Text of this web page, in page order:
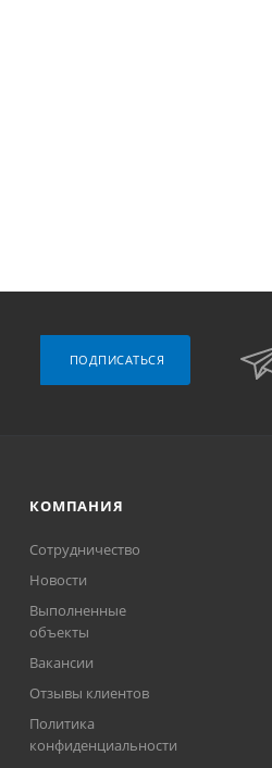
ПОДПИСАТЬСЯ
КОМПАНИЯ
Сотрудничество
Новости
Выполненные
объекты
Вакансии
Отзывы клиентов
Политика
конфиденциальности